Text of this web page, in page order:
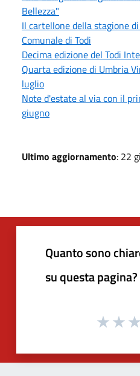
Bellezza"
Il cartellone della stagione
Comunale di Todi
Decima edizione del Todi
Quarta edizione di Umbria
luglio
Note d'estate al via con il
giugno
Ultimo aggiornamento: 22
Quanto sono
su questa pagina?